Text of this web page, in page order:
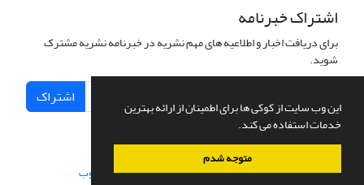
این وب سایت از کوکی ها برای اطمینان از ارائه بهترین
خدمات استفاده می کند.
متوجه شدم
اشتراک خبرنامه
برای دریافت اخبار و اطلاعیه های مهم نشریه در خبرنامه نشریه مشترک
شوید.
اشتراک
سامانه مدیریت نشریات علمی.طراحی و پیاده سازی از سیناوب